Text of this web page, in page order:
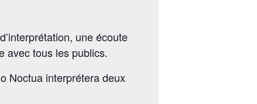
une écoute
avec tous les publics.
Noctua interprétera deux